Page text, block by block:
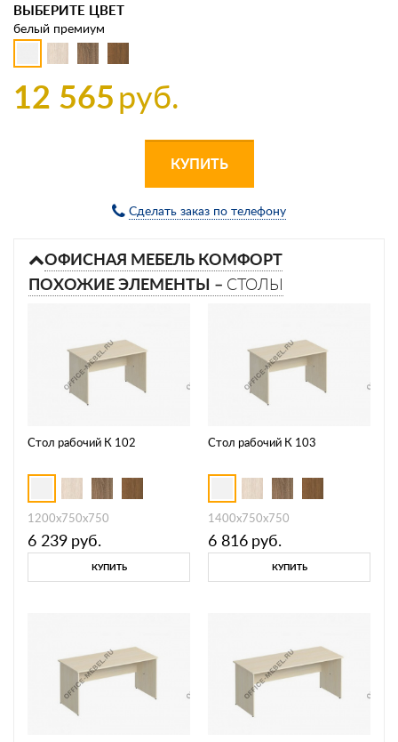
ВЫБЕРИТЕ ЦВЕТ
белый премиум
12 565руб.
КУПИТЬ
Сделать заказ по телефону
ОФИСНАЯ МЕБЕЛЬ КОМФОРТ
ПОХОЖИЕ ЭЛЕМЕНТЫ – СТОЛЫ
Стол рабочий К 102
1200x750x750
6 239 руб.
КУПИТЬ
Стол рабочий К 103
1400x750x750
6 816 руб.
КУПИТЬ